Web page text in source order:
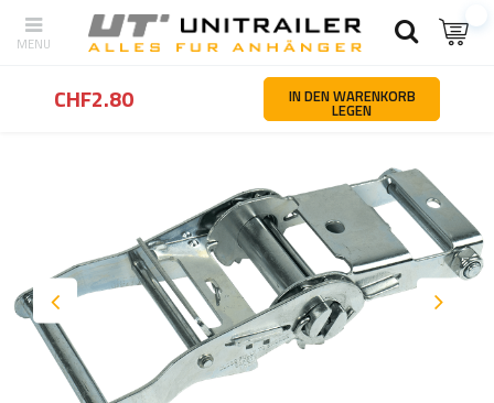
Zurück Startseite Ladungssicherung Serviceteile und Zubehör
CHF2.80 IN DEN WARENKORB
LEGEN